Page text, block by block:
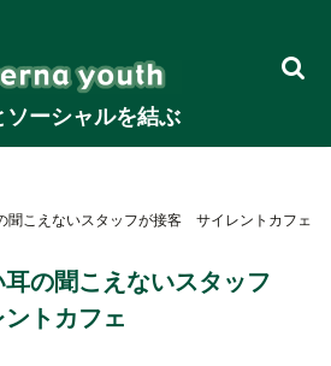
ソーシャルを結ぶ
聞こえないスタッフが接客 サイレントカフェ
の聞こえないスタッフ
トカフェ